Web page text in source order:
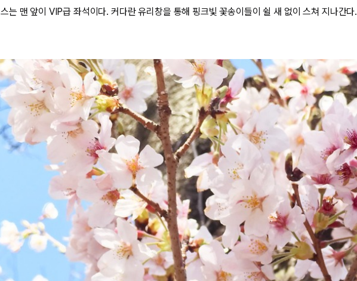
스는 맨 앞이 VIP급 좌석이다. 커다란 유리창을 통해 핑크빛 꽃송이들이 쉴 새 없이 스쳐 지나간다.​